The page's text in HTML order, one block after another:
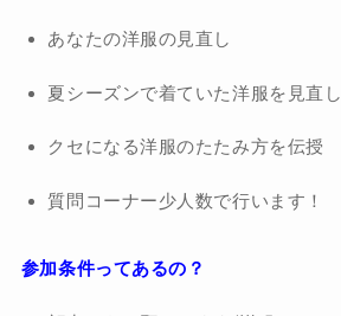
あなたの洋服の見直し
夏シーズンで着ていた洋服を見直し
クセになる洋服のたたみ方を伝授
質問コーナー少人数で行います！
参加条件ってあるの？